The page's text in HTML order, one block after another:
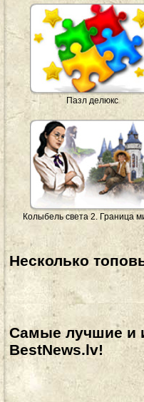
Пазл делюкс
Колыбель света 2. Граница
Несколько
Самые лучшие и
BestNews.lv!